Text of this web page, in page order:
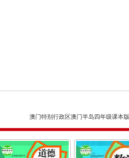
澳门特别行政区澳门半岛四年级课本